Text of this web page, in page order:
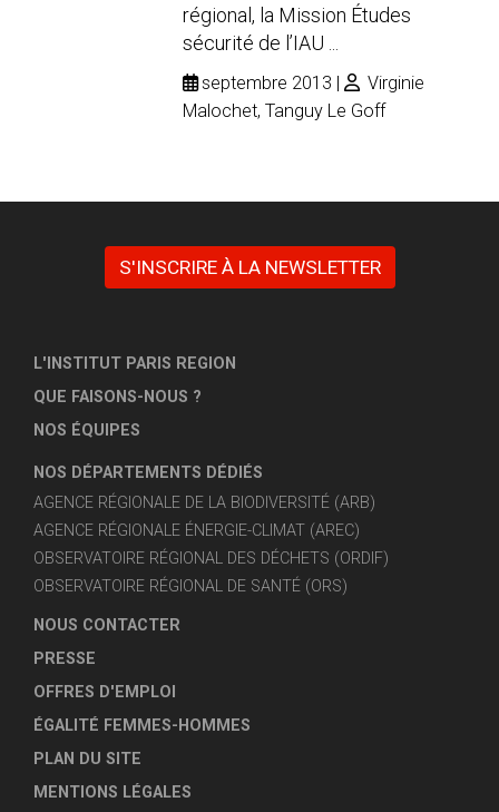
régional, la Mission Études
sécurité de l’IAU ...
septembre 2013
Virginie
Malochet, Tanguy Le Goff
S'INSCRIRE À LA NEWSLETTER
L'INSTITUT PARIS REGION
QUE FAISONS-NOUS ?
NOS ÉQUIPES
NOS DÉPARTEMENTS DÉDIÉS
AGENCE RÉGIONALE DE LA BIODIVERSITÉ (ARB)
AGENCE RÉGIONALE ÉNERGIE-CLIMAT (AREC)
OBSERVATOIRE RÉGIONAL DES DÉCHETS (ORDIF)
OBSERVATOIRE RÉGIONAL DE SANTÉ (ORS)
NOUS CONTACTER
PRESSE
OFFRES D'EMPLOI
ÉGALITÉ FEMMES-HOMMES
PLAN DU SITE
MENTIONS LÉGALES